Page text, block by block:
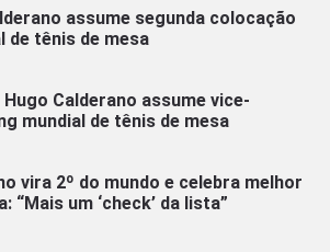
assume segunda colocação
de tênis de mesa
Hugo Calderano assume vice-
mundial de tênis de mesa
vira 2º do mundo e celebra melhor
“Mais um ‘check’ da lista”